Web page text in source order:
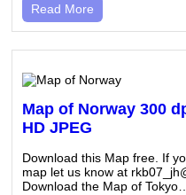
Read More
Map of Norway 300
HD JPEG
Download this Map free. If
map let us know at
Download the Map of Tokyo…